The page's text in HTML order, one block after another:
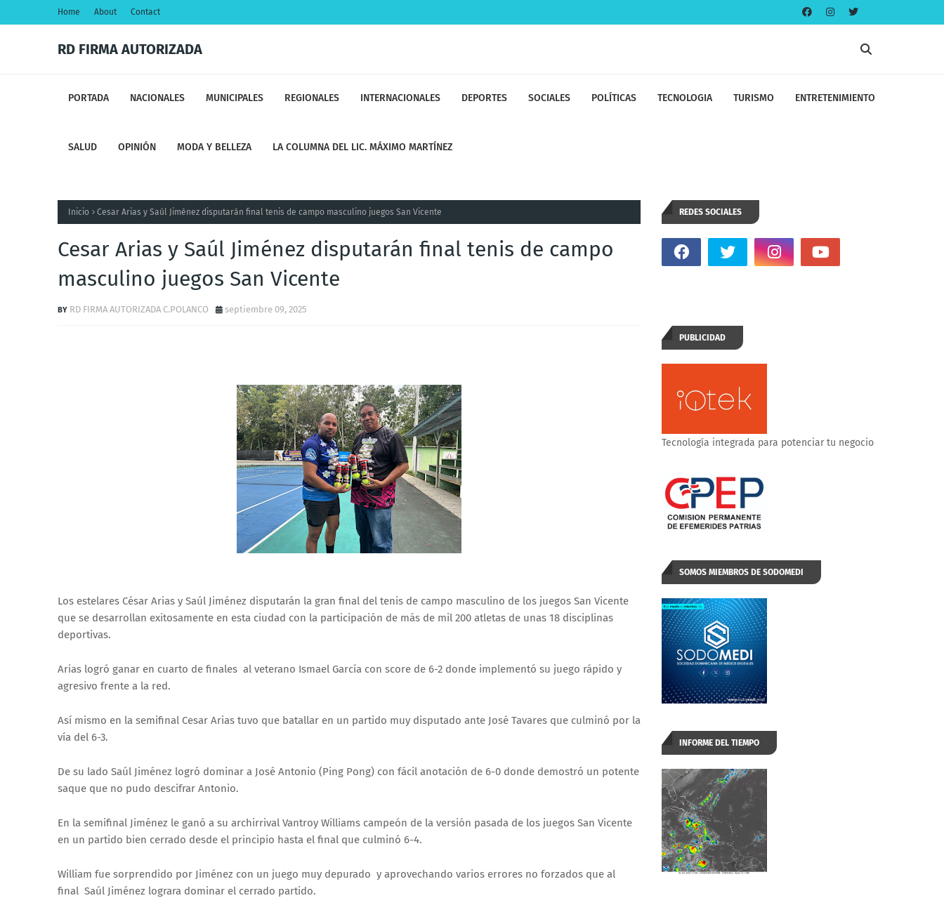
Home About Contact
RD FIRMA AUTORIZADA
PORTADA NACIONALES MUNICIPALES REGIONALES INTERNACIONALES DEPORTES SOCIALES POLÍTICAS TECNOLOGIA TURISMO ENTRETENIMIENTO
SALUD OPINIÓN MODA Y BELLEZA LA COLUMNA DEL LIC. MÁXIMO MARTÍNEZ
Inicio Cesar Arias y Saúl Jiménez disputarán final tenis de campo masculino juegos San Vicente
Cesar Arias y Saúl Jiménez disputarán final tenis de campo
masculino juegos San Vicente
RD FIRMA AUTORIZADA C.POLANCO septiembre 09, 2025
Los estelares César Arias y Saúl Jiménez disputarán la gran final del tenis de campo masculino de los juegos San Vicente
que se desarrollan exitosamente en esta ciudad con la participación de más de mil 200 atletas de unas 18 disciplinas
deportivas.
Arias logró ganar en cuarto de finales al veterano Ismael García con score de 6-2 donde implementó su juego rápido y
agresivo frente a la red.
Así mismo en la semifinal Cesar Arias tuvo que batallar en un partido muy disputado ante José Tavares que culminó por la
vía del 6-3.
De su lado Saúl Jiménez logró dominar a José Antonio (Ping Pong) con fácil anotación de 6-0 donde demostró un potente
saque que no pudo descifrar Antonio.
En la semifinal Jiménez le ganó a su archirrival Vantroy Williams campeón de la versión pasada de los juegos San Vicente
en un partido bien cerrado desde el principio hasta el final que culminó 6-4.
William fue sorprendido por Jiménez con un juego muy depurado y aprovechando varios errores no forzados que al
final Saúl Jiménez lograra dominar el cerrado partido.
REDES SOCIALES
PUBLICIDAD
Tecnología integrada para potenciar tu negocio
SOMOS MIEMBROS DE SODOMEDI
INFORME DEL TIEMPO